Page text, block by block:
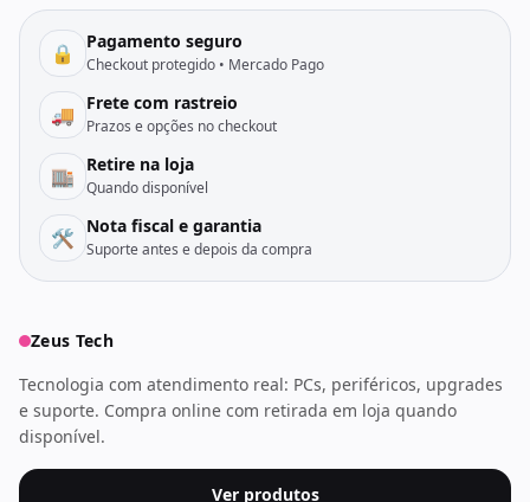
🔒 Pagamento seguro
Checkout protegido • Mercado Pago
🚚 Frete com rastreio
Prazos e opções no checkout
🏬 Retire na loja
Quando disponível
🛠️ Nota fiscal e garantia
Suporte antes e depois da compra
Zeus Tech
Tecnologia com atendimento real: PCs, periféricos, upgrades
e suporte. Compra online com retirada em loja quando
disponível.
Ver produtos